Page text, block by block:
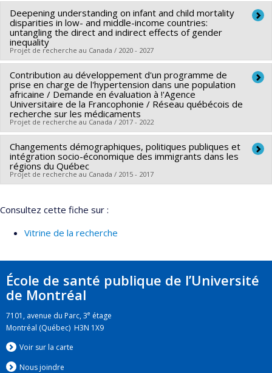
Lien vers le document dans Papyrus
Deepening understanding on infant and child mortality
disparities in low- and middle-income countries:
untangling the direct and indirect effects of gender
inequality
Projet de recherche au Canada / 2020 - 2027
Chercheur principal : Barthelemy Kuate Defo
Co-chercheurs : Vissého Adjiwanou
Sources de financement :CRSH/Conseil de recherches en
sciences humaines du Canada
Programmes de subvention :PVXXXXXX-Subvention Savoir
Contribution au développement d'un programme de
prise en charge de l'hypertension dans une population
africaine / Demande en évaluation à !'Agence
Universitaire de la Francophonie / Réseau québécois de
recherche sur les médicaments
Projet de recherche au Canada / 2017 - 2022
Co-chercheurs : Sylvie Perreault ,Jean-Claude Tardif,
Barthelemy Kuate Defo
Sources de financement :FRQS/Fonds de recherche du
Programmes de subvention :
Changements démographiques, politiques publiques et
intégration socio-économique des immigrants dans les
régions du Québec
Projet de recherche au Canada / 2015 - 2017
Sources de financement :
sciences humaines du Canada
institutionnelle du CRSH - Subventions d'exploration
Consultez cette fiche sur :
Vitrine de la recherche
École de santé publique de l’Université
de Montréal
7101, avenue du Parc, 3e étage
Montréal (Québec) H3N 1X9
Voir sur la carte
Nous joindre